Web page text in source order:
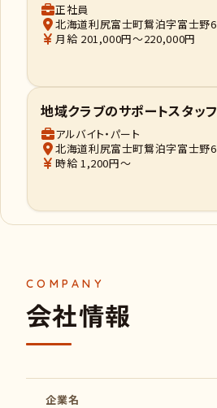
正社員
北海道利尻富士町鴛泊字富士野6
月給 201,000円～220,000円
地域クラブのサポートスタッフ
アルバイト・パート
北海道利尻富士町鴛泊字富士野6
時給 1,200円～
会社情報
企業名